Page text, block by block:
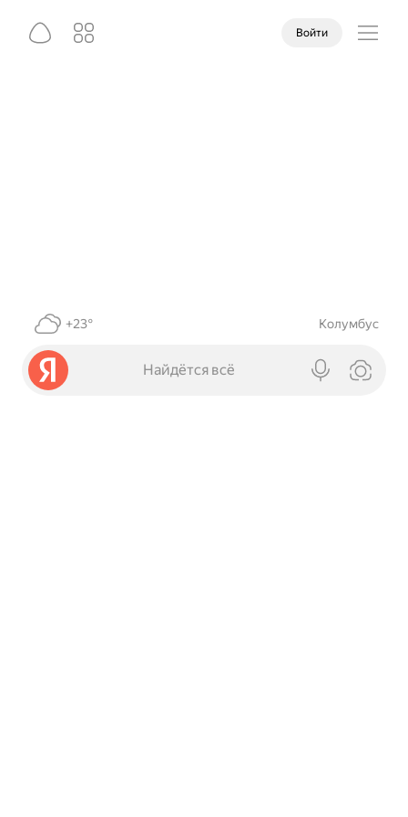
Войти
+23° Колумбус
Найдётся всё